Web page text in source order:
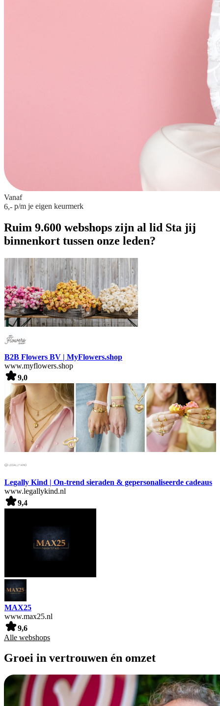
Vanaf
6,- p/m je eigen keurmerk
Ruim 9.600 webshops zijn al lid Sta jij
binnenkort tussen onze leden?
B2B Flowers BV | MyFlowers.shop
www.myflowers.shop
9,0
Legally Kind | On-trend sieraden & gepersonaliseerde cadeaus
www.legallykind.nl
9,4
MAX25
www.max25.nl
9,6
Alle webshops
Groei in vertrouwen én omzet